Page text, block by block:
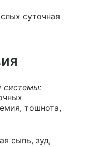
суточная
системы:
тошнота,
сыпь, зуд,